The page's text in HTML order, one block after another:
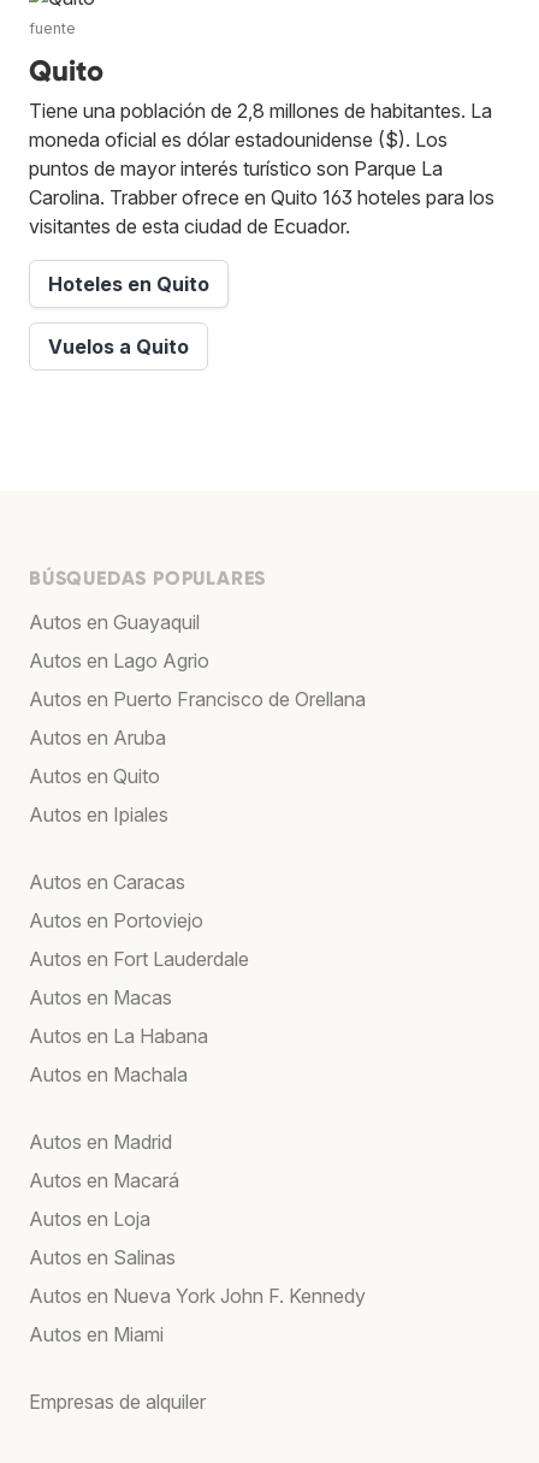
fuente
Quito
Tiene una población de 2,8 millones de habitantes. La
moneda oficial es dólar estadounidense ($). Los
puntos de mayor interés turístico son Parque La
Carolina. Trabber ofrece en Quito 163 hoteles para los
visitantes de esta ciudad de Ecuador.
Hoteles en Quito
Vuelos a Quito
BÚSQUEDAS POPULARES
Autos en Guayaquil
Autos en Lago Agrio
Autos en Puerto Francisco de Orellana
Autos en Aruba
Autos en Quito
Autos en Ipiales
Autos en Caracas
Autos en Portoviejo
Autos en Fort Lauderdale
Autos en Macas
Autos en La Habana
Autos en Machala
Autos en Madrid
Autos en Macará
Autos en Loja
Autos en Salinas
Autos en Nueva York John F. Kennedy
Autos en Miami
Empresas de alquiler